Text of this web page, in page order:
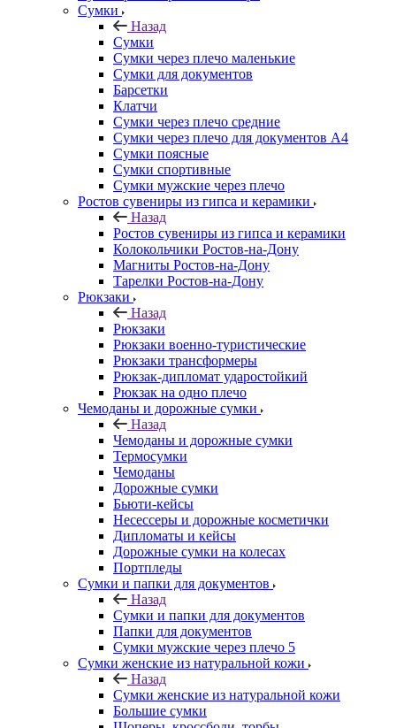
Сумки
Назад
Сумки
Сумки через плечо маленькие
Сумки для документов
Барсетки
Клатчи
Сумки через плечо средние
Сумки через плечо для документов А4
Сумки поясные
Сумки спортивные
Сумки мужские через плечо
Ростов сувениры из гипса и керамики
Назад
Ростов сувениры из гипса и керамики
Колокольчики Ростов-на-Дону
Магниты Ростов-на-Дону
Тарелки Ростов-на-Дону
Рюкзаки
Назад
Рюкзаки
Рюкзаки военно-туристические
Рюкзаки трансформеры
Рюкзак-дипломат ударостойкий
Рюкзак на одно плечо
Чемоданы и дорожные сумки
Назад
Чемоданы и дорожные сумки
Термосумки
Чемоданы
Дорожные сумки
Бьюти-кейсы
Несессеры и дорожные косметички
Дипломаты и кейсы
Дорожные сумки на колесах
Портпледы
Сумки и папки для документов
Назад
Сумки и папки для документов
Папки для документов
Сумки мужские через плечо 5
Сумки женские из натуральной кожи
Назад
Сумки женские из натуральной кожи
Большие сумки